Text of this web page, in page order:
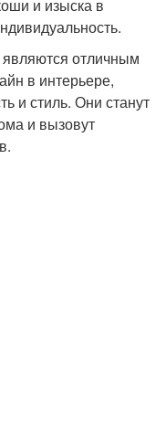
и изыска в
отличным
в интерьере,
и стиль. Они станут
и вызовут